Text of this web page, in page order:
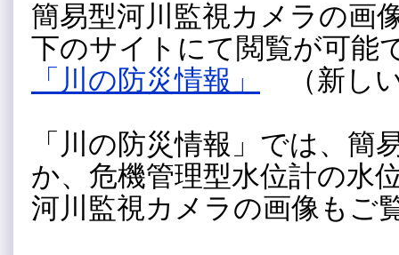
簡易型河川監視カメラの画
下のサイトにて閲覧が可能
「川の防災情報」
（新し
「川の防災情報」では、
か、危機管理型水位計の水
河川監視カメラの画像もご